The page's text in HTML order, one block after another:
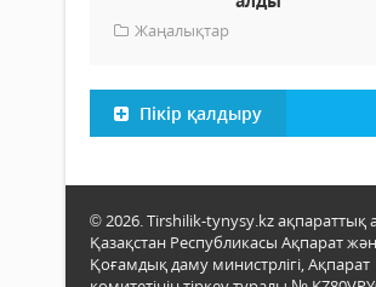
Жаңалықтар
Пікір қалдыру
© 2026. Tirshilik-tynysy.kz ақпараттық
Қазақстан Республикасы Ақпарат
Қоғамдық даму министрлігі, Ақпарат